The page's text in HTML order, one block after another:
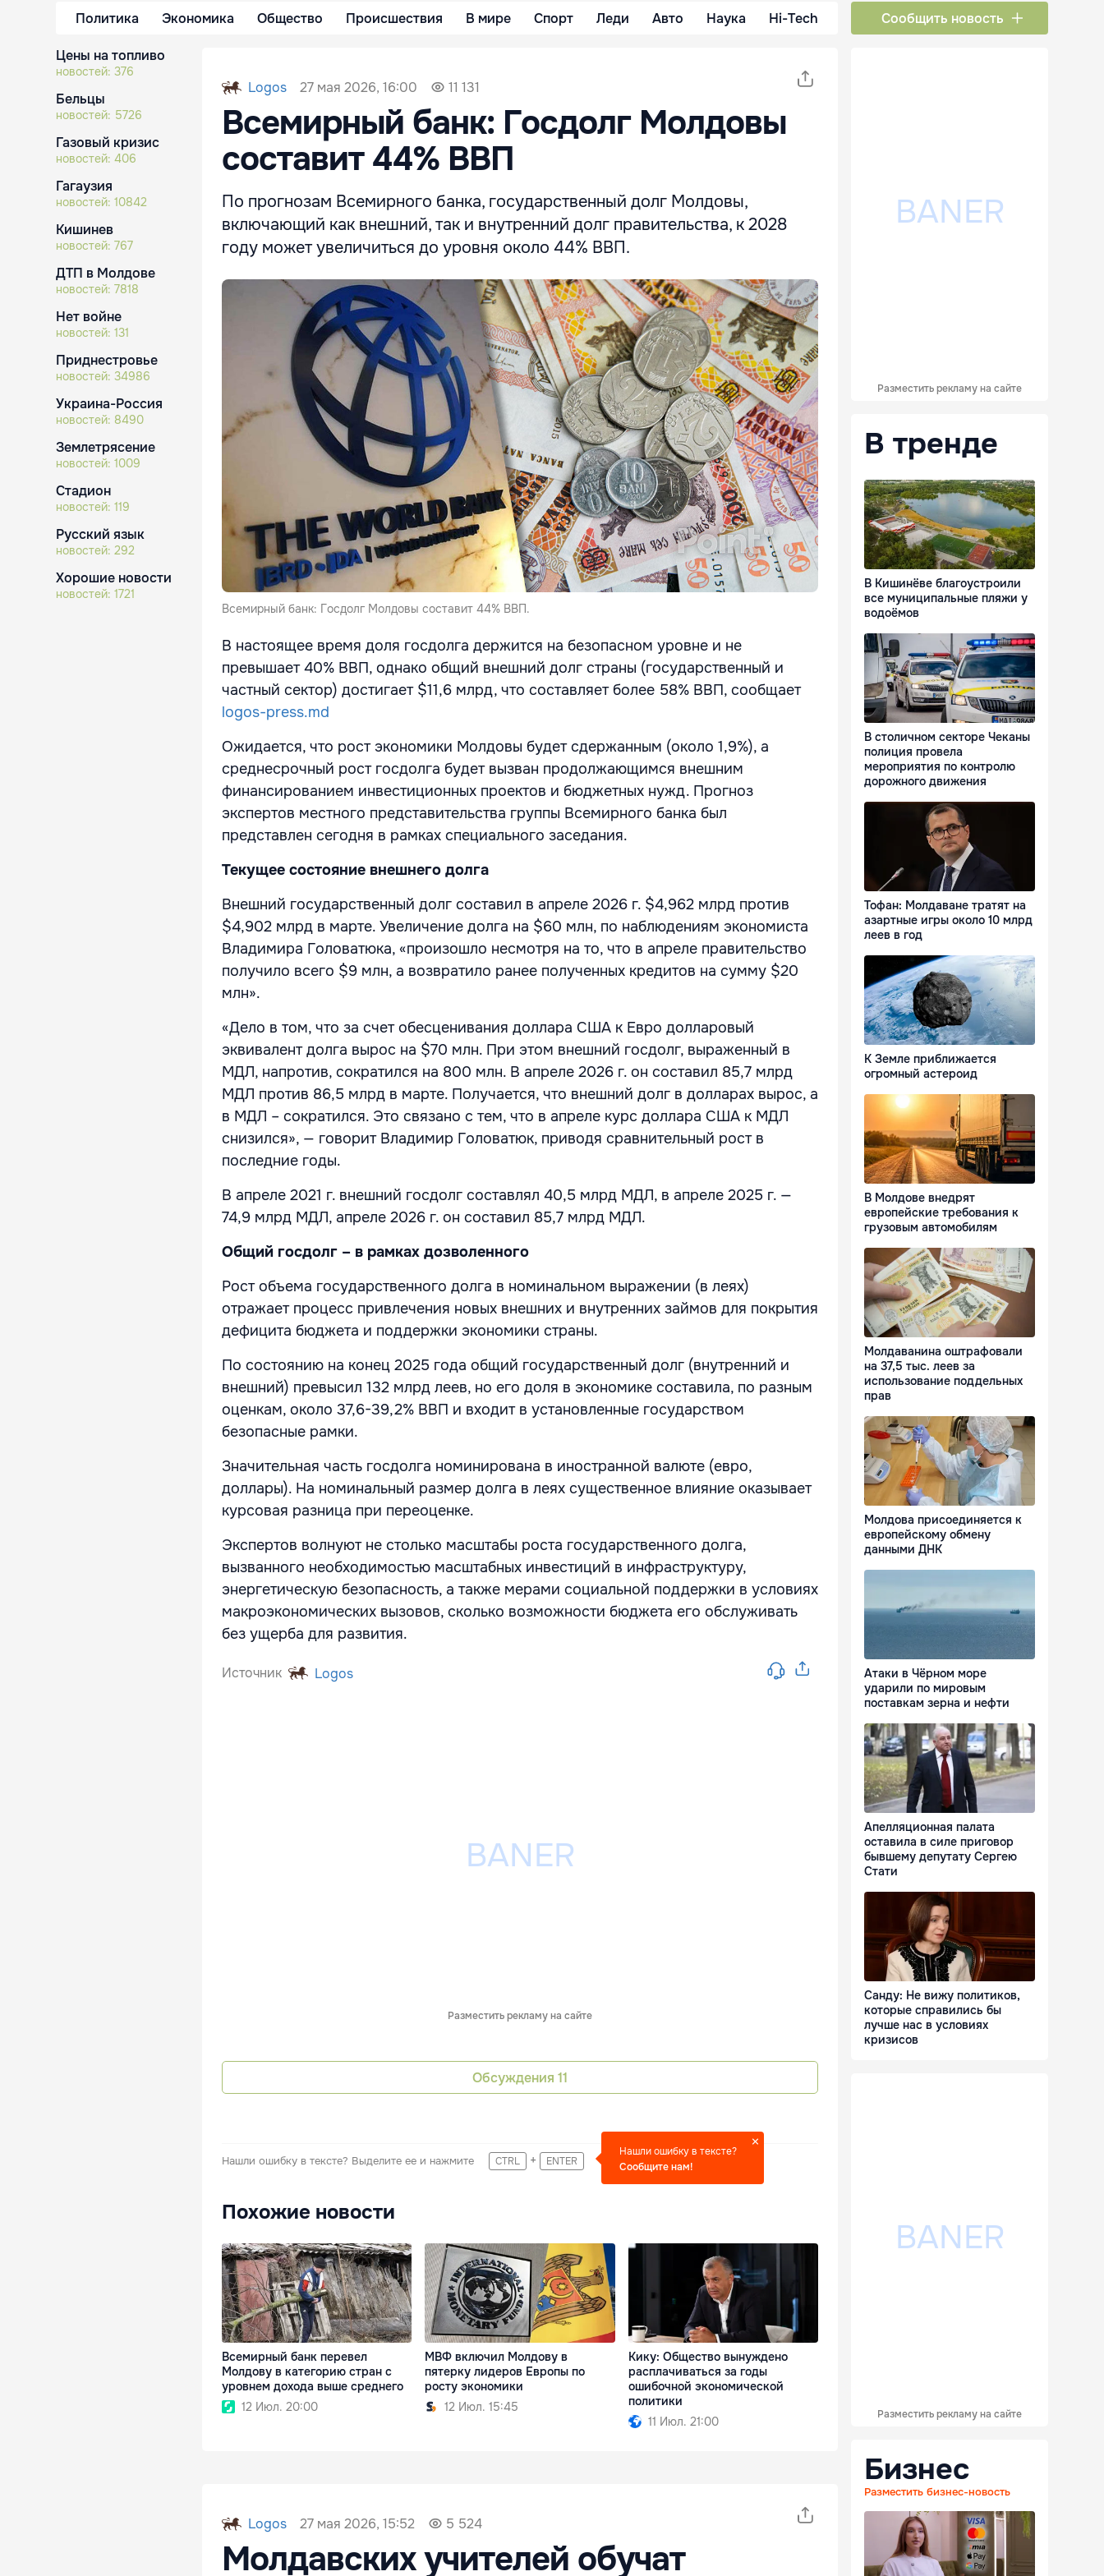
Политика Экономика Общество Происшествия В мире Спорт Леди Авто Наука Hi-Tech Сообщить новость
Цены на топливо
новостей: 376
Бельцы
новостей: 5726
Газовый кризис
новостей: 406
Гагаузия
новостей: 10842
Кишинев
новостей: 767
ДТП в Молдове
новостей: 7818
Нет войне
новостей: 131
Приднестровье
новостей: 34986
Украина-Россия
новостей: 8490
Землетрясение
новостей: 1009
Стадион
новостей: 119
Русский язык
новостей: 292
Хорошие новости
новостей: 1721
Logos 27 мая 2026, 16:00 11 131
Всемирный банк: Госдолг Молдовы
составит 44% ВВП
По прогнозам Всемирного банка, государственный долг Молдовы,
включающий как внешний, так и внутренний долг правительства, к 2028
году может увеличиться до уровня около 44% ВВП.
Всемирный банк: Госдолг Молдовы составит 44% ВВП.
В настоящее время доля госдолга держится на безопасном уровне и не
превышает 40% ВВП, однако общий внешний долг страны (государственный и
частный сектор) достигает $11,6 млрд, что составляет более 58% ВВП, сообщает
logos-press.md
Ожидается, что рост экономики Молдовы будет сдержанным (около 1,9%), а
среднесрочный рост госдолга будет вызван продолжающимся внешним
финансированием инвестиционных проектов и бюджетных нужд. Прогноз
экспертов местного представительства группы Всемирного банка был
представлен сегодня в рамках специального заседания.
Текущее состояние внешнего долга
Внешний государственный долг составил в апреле 2026 г. $4,962 млрд против
$4,902 млрд в марте. Увеличение долга на $60 млн, по наблюдениям экономиста
Владимира Головатюка, «произошло несмотря на то, что в апреле правительство
получило всего $9 млн, а возвратило ранее полученных кредитов на сумму $20
млн».
«Дело в том, что за счет обесценивания доллара США к Евро долларовый
эквивалент долга вырос на $70 млн. При этом внешний госдолг, выраженный в
МДЛ, напротив, сократился на 800 млн. В апреле 2026 г. он составил 85,7 млрд
МДЛ против 86,5 млрд в марте. Получается, что внешний долг в долларах вырос, а
в МДЛ – сократился. Это связано с тем, что в апреле курс доллара США к МДЛ
снизился», — говорит Владимир Головатюк, приводя сравнительный рост в
последние годы.
В апреле 2021 г. внешний госдолг составлял 40,5 млрд МДЛ, в апреле 2025 г. —
74,9 млрд МДЛ, апреле 2026 г. он составил 85,7 млрд МДЛ.
Общий госдолг – в рамках дозволенного
Рост объема государственного долга в номинальном выражении (в леях)
отражает процесс привлечения новых внешних и внутренних займов для покрытия
дефицита бюджета и поддержки экономики страны.
По состоянию на конец 2025 года общий государственный долг (внутренний и
внешний) превысил 132 млрд леев, но его доля в экономике составила, по разным
оценкам, около 37,6-39,2% ВВП и входит в установленные государством
безопасные рамки.
Значительная часть госдолга номинирована в иностранной валюте (евро,
доллары). На номинальный размер долга в леях существенное влияние оказывает
курсовая разница при переоценке.
Экспертов волнуют не столько масштабы роста государственного долга,
вызванного необходимостью масштабных инвестиций в инфраструктуру,
энергетическую безопасность, а также мерами социальной поддержки в условиях
макроэкономических вызовов, сколько возможности бюджета его обслуживать
без ущерба для развития.
Источник Logos
Разместить рекламу на сайте
Обсуждения 11
Нашли ошибку в тексте? Выделите ее и нажмите CTRL + ENTER
Нашли ошибку в тексте?
Сообщите нам!
Похожие новости
Всемирный банк перевел
Молдову в категорию стран с
уровнем дохода выше среднего
12 Июл. 20:00
МВФ включил Молдову в
пятерку лидеров Европы по
росту экономики
12 Июл. 15:45
Кику: Общество вынуждено
расплачиваться за годы
ошибочной экономической
политики
11 Июл. 21:00
Logos 27 мая 2026, 15:52 5 524
Молдавских учителей обучат
Разместить рекламу на сайте
В тренде
В Кишинёве благоустроили
все муниципальные пляжи у
водоёмов
В столичном секторе Чеканы
полиция провела
мероприятия по контролю
дорожного движения
Тофан: Молдаване тратят на
азартные игры около 10 млрд
леев в год
К Земле приближается
огромный астероид
В Молдове внедрят
европейские требования к
грузовым автомобилям
Молдаванина оштрафовали
на 37,5 тыс. леев за
использование поддельных
прав
Молдова присоединяется к
европейскому обмену
данными ДНК
Атаки в Чёрном море
ударили по мировым
поставкам зерна и нефти
Апелляционная палата
оставила в силе приговор
бывшему депутату Сергею
Стати
Санду: Не вижу политиков,
которые справились бы
лучше нас в условиях
кризисов
Разместить рекламу на сайте
Бизнес
Разместить бизнес-новость